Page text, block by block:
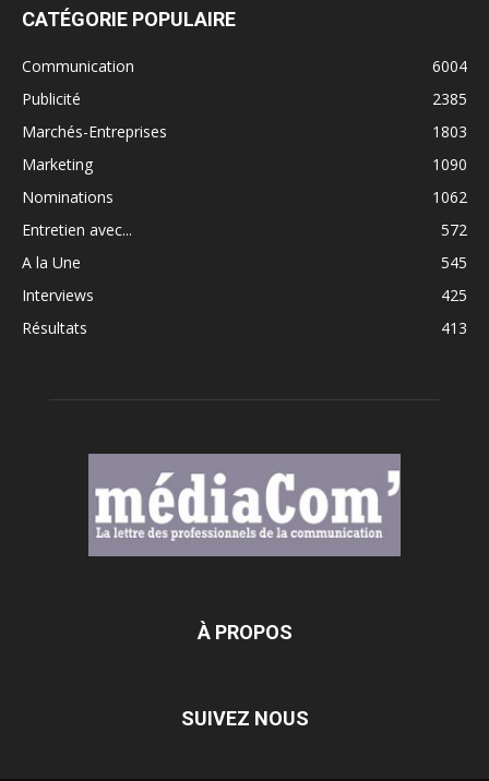
CATÉGORIE POPULAIRE
Communication
6004
Publicité
2385
Marchés-Entreprises
1803
Marketing
1090
Nominations
1062
Entretien avec...
572
A la Une
545
Interviews
425
Résultats
413
À PROPOS
SUIVEZ NOUS